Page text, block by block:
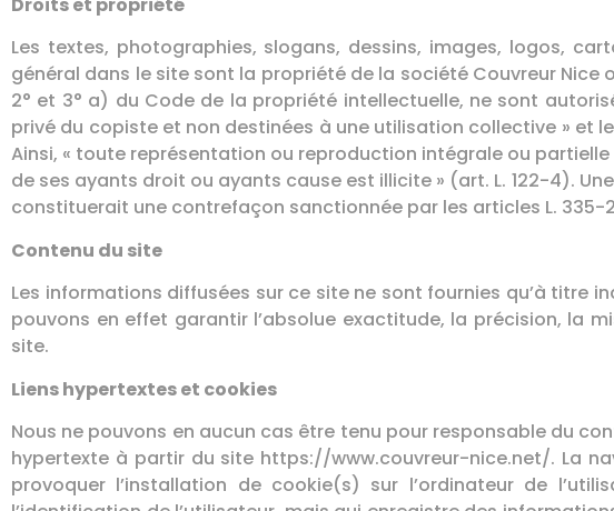
Les textes, photographies, slogans, dessins, images, logos,
général dans le site sont la propriété de la société Couvreur Nice
2° et 3° a) du Code de la propriété intellectuelle, ne sont
privé du copiste et non destinées à une utilisation collective » et
Ainsi, « toute représentation ou reproduction intégrale ou
de ses ayants droit ou ayants cause est illicite » (art. L. 122-4).
constituerait une contrefaçon sanctionnée par les articles L.
Contenu du site
Les informations diffusées sur ce site ne sont fournies qu’à
pouvons en effet garantir l’absolue exactitude, la précision, la
site.
Liens hypertextes et cookies
Nous ne pouvons en aucun cas être tenu pour responsable du
hypertexte à partir du site https://www.couvreur-nice.net/. La
provoquer l’installation de cookie(s) sur l’ordinateur de